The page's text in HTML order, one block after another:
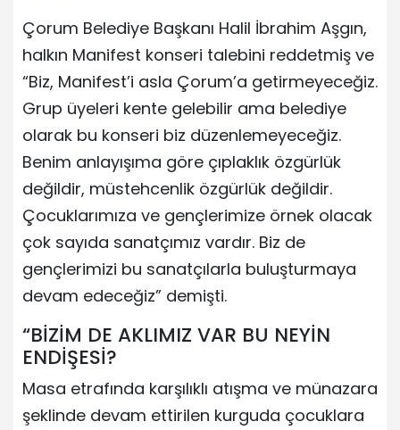
Çorum Belediye Başkanı Halil İbrahim Aşgın,
halkın Manifest konseri talebini reddetmiş ve
“Biz, Manifest’i asla Çorum’a getirmeyeceğiz.
Grup üyeleri kente gelebilir ama belediye
olarak bu konseri biz düzenlemeyeceğiz.
Benim anlayışıma göre çıplaklık özgürlük
değildir, müstehcenlik özgürlük değildir.
Çocuklarımıza ve gençlerimize örnek olacak
çok sayıda sanatçımız vardır. Biz de
gençlerimizi bu sanatçılarla buluşturmaya
devam edeceğiz” demişti.
“BİZİM DE AKLIMIZ VAR BU NEYİN
ENDİŞESİ?
Masa etrafında karşılıklı atışma ve münazara
şeklinde devam ettirilen kurguda çocuklara